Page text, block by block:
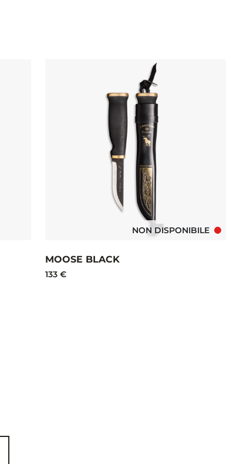
NON DISPONIBILE
MOOSE BLACK
133 €